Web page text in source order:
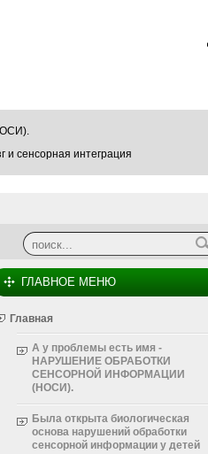
и сенсорная интеграция
Форма поиска
Найти
ГЛАВНОЕ МЕНЮ
Главная
А у проблемы есть имя -
НАРУШЕНИЕ ОБРАБОТКИ
СЕНСОРНОЙ ИНФОРМАЦИИ
(НОСИ).
Была открыта биологическая
основа нарушений обработки
сенсорной информации у детей